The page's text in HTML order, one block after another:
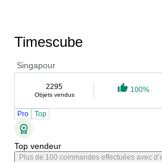
Timescube
Singapour
2295
Objets vendus
100%
Pro Top
Top vendeur
Plus de 100 commandes effectuées avec